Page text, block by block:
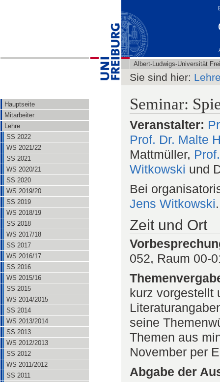
Hauptseite
Mitarbeiter
Lehre
SS 2022
WS 2021/22
SS 2021
WS 2020/21
SS 2020
WS 2019/20
SS 2019
WS 2018/19
SS 2018
WS 2017/18
SS 2017
WS 2016/17
SS 2016
WS 2015/16
SS 2015
WS 2014/2015
SS 2014
WS 2013/2014
SS 2013
WS 2012/2013
SS 2012
WS 2011/2012
SS 2011
Albert-Ludwigs-Universität
Sie sind hier:
Seminar:
Veranstalter:
Prof. Dr. Malte
Mattmüller,
Witkowski und
Bei
Jens Witkowski.
Zeit und Ort
052, Raum 00-
kurz vorgestellt
seine
Themen aus
November per
Abgabe der